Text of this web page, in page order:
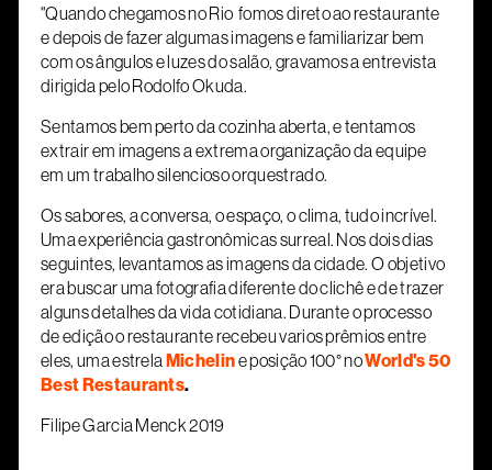
"Quando chegamos no Rio fomos direto ao restaurante
e depois de fazer algumas imagens e familiarizar bem
com os ângulos e luzes do salão, gravamos a entrevista
dirigida pelo Rodolfo Okuda.
Sentamos bem perto da cozinha aberta, e tentamos
extrair em imagens a extrema organização da equipe
em um trabalho silencioso orquestrado.
Os sabores, a conversa, o espaço, o clima, tudo incrível.
Uma experiência gastronômicas surreal. Nos dois dias
seguintes, levantamos as imagens da cidade. O objetivo
era buscar uma fotografia diferente do clichê e de trazer
alguns detalhes da vida cotidiana. Durante o processo
de edição o restaurante recebeu varios prêmios entre
eles, uma estrela Micheline posição 100° noWorld's 50
Best Restaurants.
Filipe Garcia Menck 2019